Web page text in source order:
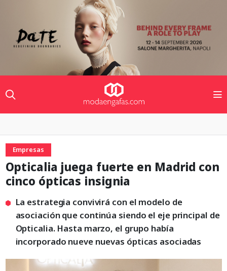
Empresas
Opticalia juega fuerte en Madrid con
cinco ópticas insignia
La estrategia convivirá con el modelo de
asociación que continúa siendo el eje principal de
Opticalia. Hasta marzo, el grupo había
incorporado nueve nuevas ópticas asociadas